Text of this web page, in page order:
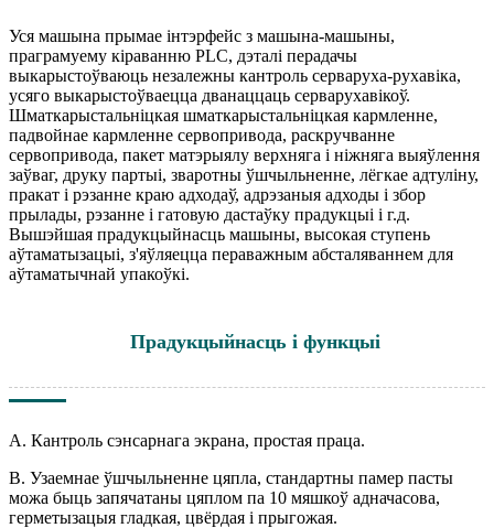
Уся машына прымае інтэрфейс з машына-машыны,
праграмуему кіраванню PLC, дэталі перадачы
выкарыстоўваюць незалежны кантроль серваруха-рухавіка,
усяго выкарыстоўваецца дванаццаць серварухавікоў.
Шматкарыстальніцкая шматкарыстальніцкая кармленне,
падвойнае кармленне сервопривода, раскручванне
сервопривода, пакет матэрыялу верхняга і ніжняга выяўлення
заўваг, друку партыі, зваротны ўшчыльненне, лёгкае адтуліну,
пракат і рэзанне краю адходаў, адрэзаныя адходы і збор
прылады, рэзанне і гатовую дастаўку прадукцыі і г.д.
Вышэйшая прадукцыйнасць машыны, высокая ступень
аўтаматызацыі, з'яўляецца пераважным абсталяваннем для
аўтаматычнай упакоўкі.
Прадукцыйнасць і функцыі
А. Кантроль сэнсарнага экрана, простая праца.
B. Узаемнае ўшчыльненне цяпла, стандартны памер пасты
можа быць запячатаны цяплом па 10 мяшкоў адначасова,
герметызацыя гладкая, цвёрдая і прыгожая.